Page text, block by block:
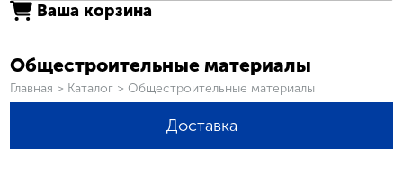
Ваша корзина
Общестроительные материалы
Вы здесь
Главная > Каталог > Общестроительные материалы
Доставка